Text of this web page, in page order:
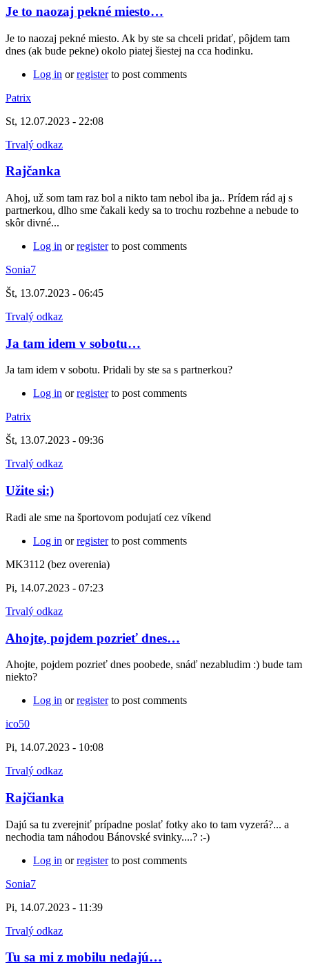
Je to naozaj pekné miesto…
Je to naozaj pekné miesto. Ak by ste sa chceli pridať, pôjdem tam
dnes (ak bude pekne) okolo piatej šiestej na cca hodinku.
Log in orregisterto post comments
Patrix
St, 12.07.2023 - 22:08
Trvalý odkaz
Rajčanka
Ahoj, už som tam raz bol a nikto tam nebol iba ja.. Prídem rád aj s
partnerkou, dlho sme čakali kedy sa to trochu rozbehne a nebude to
skôr divné...
Log in orregisterto post comments
Sonia7
Št, 13.07.2023 - 06:45
Trvalý odkaz
Ja tam idem v sobotu…
Ja tam idem v sobotu. Pridali by ste sa s partnerkou?
Log in orregisterto post comments
Patrix
Št, 13.07.2023 - 09:36
Trvalý odkaz
Užite si:)
Radi ale sme na športovom podujatí cez víkend
Log in orregisterto post comments
MK3112 (bez overenia)
Pi, 14.07.2023 - 07:23
Trvalý odkaz
Ahojte, pojdem pozrieť dnes…
Ahojte, pojdem pozrieť dnes poobede, snáď nezabludim :) bude tam
niekto?
Log in orregisterto post comments
ico50
Pi, 14.07.2023 - 10:08
Trvalý odkaz
Rajčianka
Dajú sa tu zverejniť prípadne poslať fotky ako to tam vyzerá?... a
nechodia tam náhodou Bánovské svinky....? :-)
Log in orregisterto post comments
Sonia7
Pi, 14.07.2023 - 11:39
Trvalý odkaz
Tu sa mi z mobilu nedajú…